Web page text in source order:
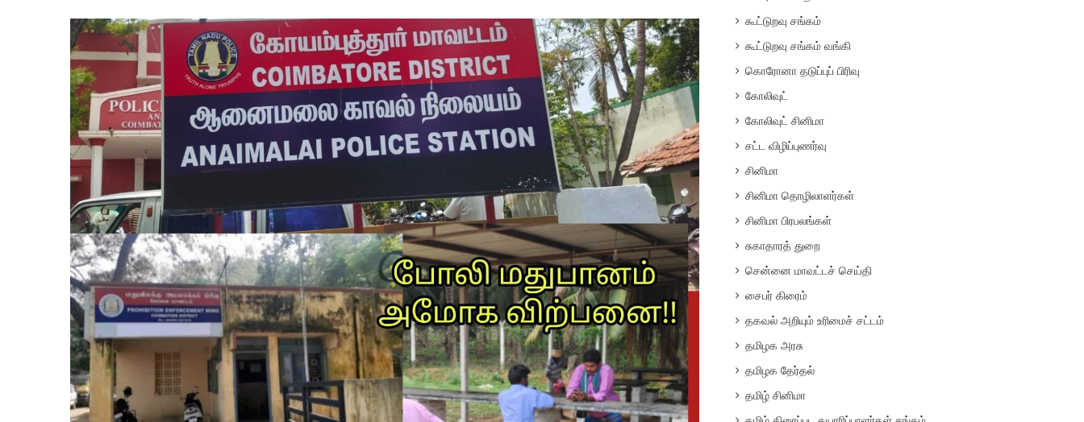
கூட்டுறவு சங்கம்
கூட்டுறவு சங்கம் வங்கி
கொரோனா தடுப்புப் பிரிவு
கோலிவுட்
கோலிவுட் சினிமா
சட்ட விழிப்புணர்வு
சினிமா
சினிமா தொழிலாளர்கள்
சினிமா பிரபலங்கள்
சுகாதாரத் துறை
சென்னை மாவட்டச் செய்தி
சைபர் கிரைம்
தகவல் அறியும் உரிமைச் சட்டம்
தமிழக அரசு
தமிழக தேர்தல்
தமிழ் சினிமா